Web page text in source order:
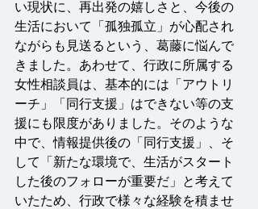
い現状に、再出発の嬉しさと、今後の
生活において「孤独孤立」が心配され
ながらも見送るという、葛藤に悩んで
きました。あわせて、行政に所属する
女性相談員は、基本的には「アウトリ
ーチ」「同行支援」はできない等の支
援にも限度がありました。そのような
中で、情報提供後の「同行支援」、そ
して「新たな環境で、生活がスタート
した後のフォローが重要だ」と考えて
いたため、行政で様々な経験を積ませ